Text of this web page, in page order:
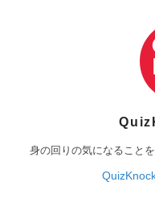
身の回りの気になること